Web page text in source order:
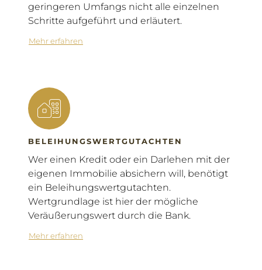
geringeren Umfangs nicht alle einzelnen
Schritte aufgeführt und erläutert.
Mehr erfahren
BELEIHUNGSWERTGUTACHTEN
Wer einen Kredit oder ein Darlehen mit der
eigenen Immobilie absichern will, benötigt
ein Beleihungswertgutachten.
Wertgrundlage ist hier der mögliche
Veräußerungswert durch die Bank.
Mehr erfahren